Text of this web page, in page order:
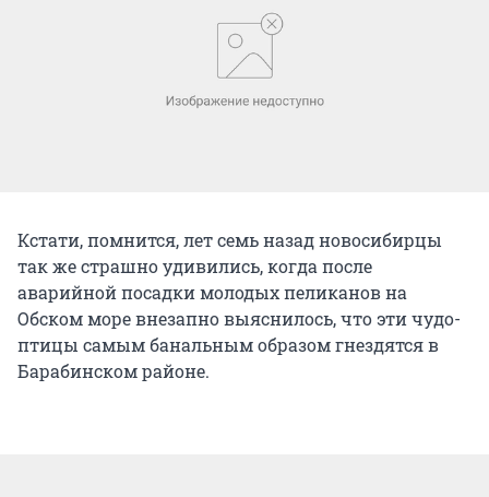
Кстати, помнится, лет семь назад новосибирцы
так же страшно удивились, когда после
аварийной посадки молодых пеликанов на
Обском море внезапно выяснилось, что эти чудо-
птицы самым банальным образом гнездятся в
Барабинском районе.